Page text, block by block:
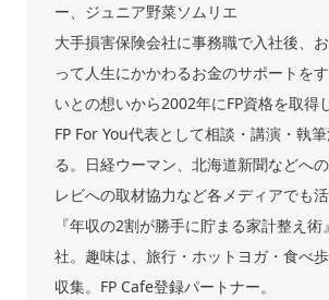
ー、ジュニア野菜ソムリエ
大手損害保険会社に事務職で入社後、
って人生にかかわるお金のサポートを
いとの想いから2002年にFP資格を取得
FP For You代表として相談・講演・執
る。日経ウーマン、北海道新聞などへ
レビへの取材協力など各メディアでも
『年収の2割が勝手に貯まる家計整え
社。趣味は、旅行・ホットヨガ・食べ
収集。FP Cafe登録パートナー。